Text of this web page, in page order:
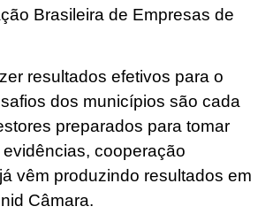
Brasileira de Empresas de
resultados efetivos para o
dos municípios são cada
preparados para tomar
cooperação
vêm produzindo resultados em
Câmara.